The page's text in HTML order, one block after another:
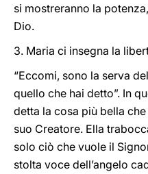
si mostreranno la
Dio.
3. Maria ci insegna la
“Eccomi, sono la serva
quello che hai detto”. In
detta la cosa più bella
suo Creatore. Ella
solo ciò che vuole il
stolta voce dell’angelo